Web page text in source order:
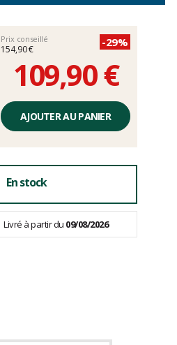
Prix conseillé
154,90 €
-29%
109,90 €
Prix
unitaire,
hors
frais
AJOUTER AU PANIER
En stock
Livré à partir du 09/08/2026